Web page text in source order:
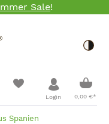
Sale!
Login 0,00 €*
Spanien